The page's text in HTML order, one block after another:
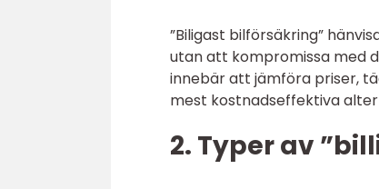
”Biligast bilförsäkring”
utan att kompromissa med
innebär att jämföra priser,
mest kostnadseffektiva
2. Typer av